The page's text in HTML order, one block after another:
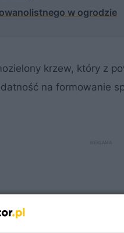
w ogrodzie
krzew, który z
na formowanie